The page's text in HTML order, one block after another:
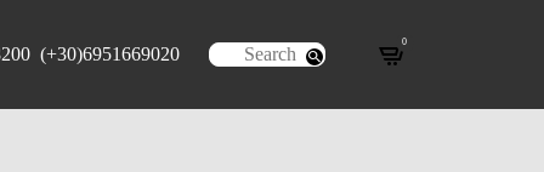
(+30)6951669020
0